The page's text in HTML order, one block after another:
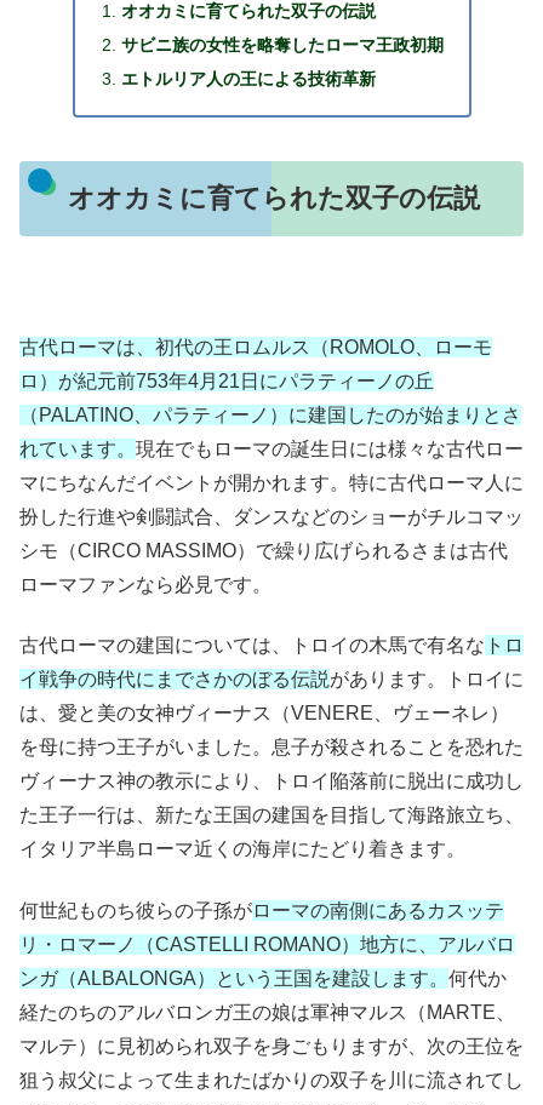
オオカミに育てられた双子の伝説
サビニ族の女性を略奪したローマ王政初期
エトルリア人の王による技術革新
オオカミに育てられた双子の伝説
古代ローマは、初代の王ロムルス（ROMOLO、ローモ
ロ）が紀元前753年4月21日にパラティーノの丘
（PALATINO、パラティーノ）に建国したのが始まりとさ
れています。 現在でもローマの誕生日には様々な古代ロー
マにちなんだイベントが開かれます。特に古代ローマ人に
扮した行進や剣闘試合、ダンスなどのショーがチルコマッ
シモ（CIRCO MASSIMO）で繰り広げられるさまは古代
ローマファンなら必見です。
古代ローマの建国については、トロイの木馬で有名な トロ
イ戦争の時代にまでさかのぼる伝説があります。トロイに
は、愛と美の女神ヴィーナス（VENERE、ヴェーネレ）
を母に持つ王子がいました。息子が殺されることを恐れた
ヴィーナス神の教示により、トロイ陥落前に脱出に成功し
た王子一行は、新たな王国の建国を目指して海路旅立ち、
イタリア半島ローマ近くの海岸にたどり着きます。
何世紀ものち彼らの子孫がローマの南側にあるカスッテ
リ・ロマーノ（CASTELLI ROMANO）地方に、アルバロ
ンガ（ALBALONGA）という王国を建設します。 何代か
経たのちのアルバロンガ王の娘は軍神マルス（MARTE、
マルテ）に見初められ双子を身ごもりますが、次の王位を
狙う叔父によって生まれたばかりの双子を川に流されてし